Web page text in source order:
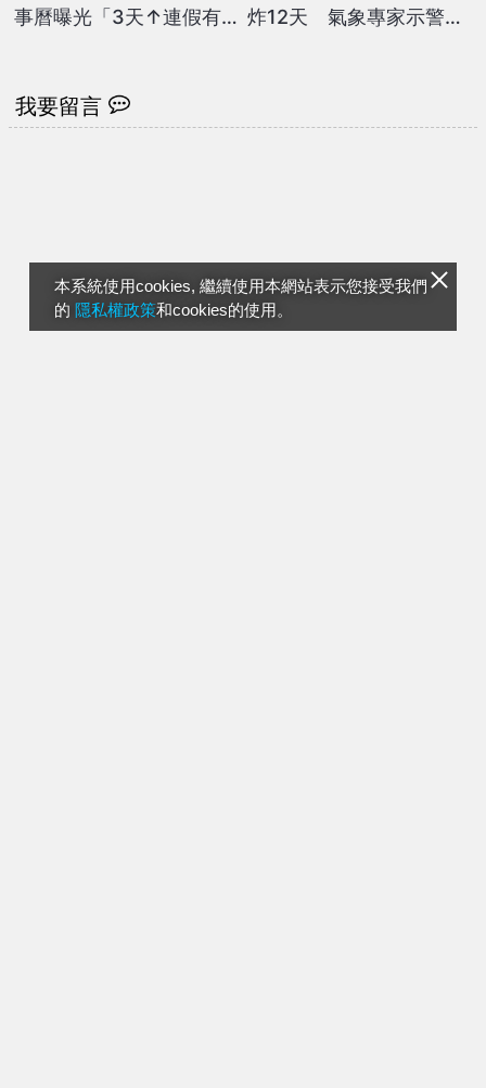
本系統使用cookies, 繼續使用本網站表示您接受我們
的 隱私權政策和cookies的使用。
事曆曝光「3天↑連假有6
炸12天 氣象專家示警
我要留言